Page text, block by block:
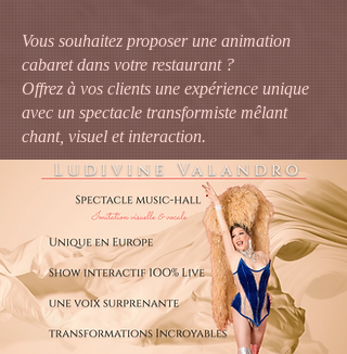
Vous souhaitez proposer une animation
cabaret dans votre restaurant ?
Offrez à vos clients une expérience unique
avec un spectacle transformiste mêlant
chant, visuel et interaction.